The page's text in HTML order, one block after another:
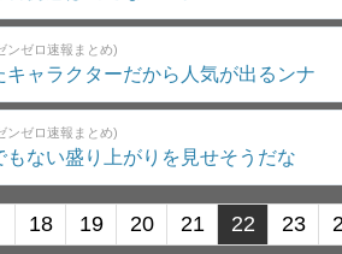
ンゼロ速報まとめ)
キャラクターだから人気が出るンナ
ンゼロ速報まとめ)
もない盛り上がりを見せそうだな
18 19 20 21 22 23